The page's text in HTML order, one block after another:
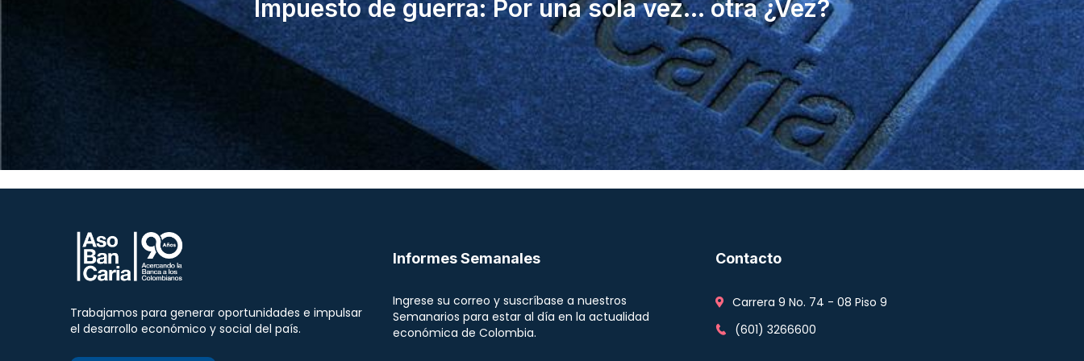
Impuesto de guerra: Por una sola vez... otra ¿Vez?
Trabajamos para generar oportunidades e impulsar
el desarrollo económico y social del país.
Informes Semanales
Ingrese su correo y suscríbase a nuestros
Semanarios para estar al día en la actualidad
económica de Colombia.
Contacto
Carrera 9 No. 74 - 08 Piso 9
(601) 3266600